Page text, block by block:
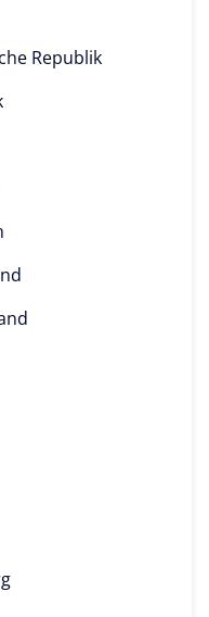
Republik